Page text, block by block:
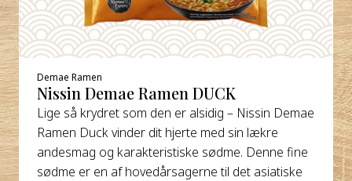
Demae Ramen
Nissin Demae Ramen DUCK
Lige så krydret som den er alsidig – Nissin Demae
Ramen Duck vinder dit hjerte med sin lækre
andesmag og karakteristiske sødme. Denne fine
sødme er en af hovedårsagerne til det asiatiske